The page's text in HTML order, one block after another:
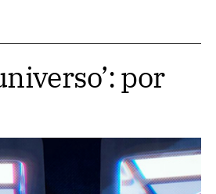
por